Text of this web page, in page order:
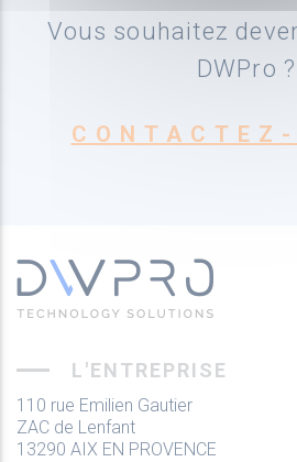
Vous souhaitez
DWPro ?
L'ENTREPRISE
110 rue Emilien Gautier
ZAC de Lenfant
13290 AIX EN PROVENCE